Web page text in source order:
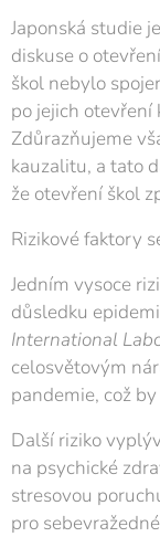
Japonská studie
diskuse o
škol nebylo
po jejich otevření
Zdůrazňujeme
kauzalitu, a tato
že otevření škol
Rizikové faktory
Jedním vysoce
důsledku
International
celosvětovým
pandemie, což
Další riziko
na psychické
stresovou
pro